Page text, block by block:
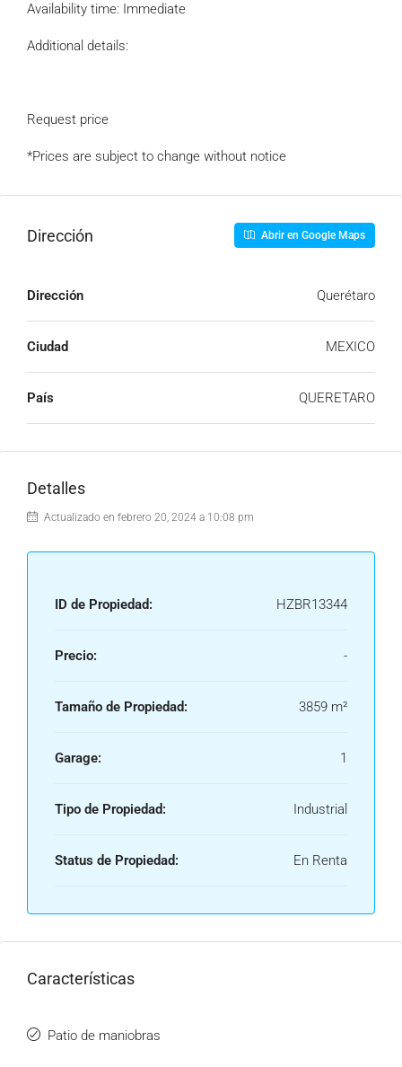
Availability time: Immediate
Additional details:
Request price
*Prices are subject to change without notice
Dirección Abrir en Google Maps
Dirección Querétaro
Ciudad MEXICO
País QUERETARO
Detalles
Actualizado en febrero 20, 2024 a 10:08 pm
ID de Propiedad: HZBR13344
Precio: -
Tamaño de Propiedad: 3859 m²
Garage: 1
Tipo de Propiedad: Industrial
Status de Propiedad: En Renta
Características
Patio de maniobras